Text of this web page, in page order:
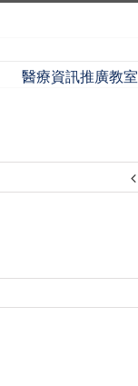
醫療資訊推廣教室